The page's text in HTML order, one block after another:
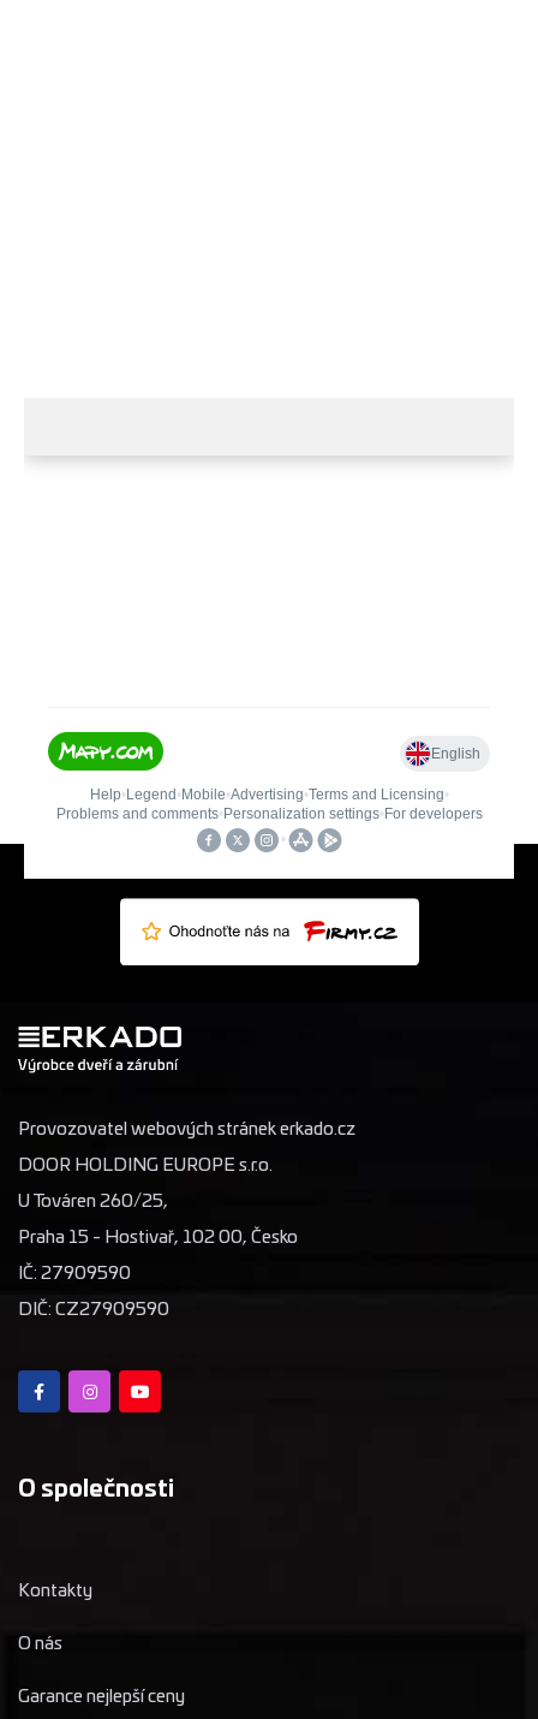
Provozovatel webových stránek erkado.cz
DOOR HOLDING EUROPE s.r.o.
U Továren 260/25,
Praha 15 - Hostivař, 102 00, Česko
IČ: 27909590
DIČ: CZ27909590
O společnosti
Kontakty
O nás
Garance nejlepší ceny